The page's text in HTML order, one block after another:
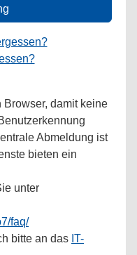
damit keine
Abmeldung ist
bieten ein
unter
faq/
bitte an das IT-